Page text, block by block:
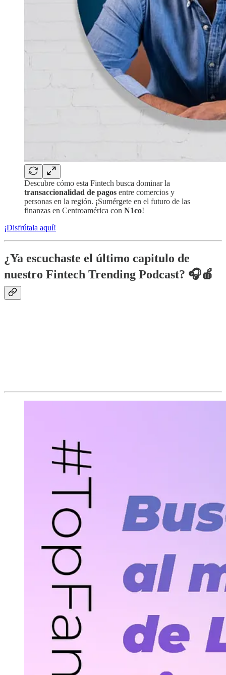
Descubre cómo esta Fintech busca dominar la
transaccionalidad de pagos entre comercios y
personas en la región. ¡Sumérgete en el futuro de las
finanzas en Centroamérica con N1co!
¡Disfrútala aquí!
¿Ya escuchaste el último capitulo de
nuestro Fintech Trending Podcast? 🎧🍎